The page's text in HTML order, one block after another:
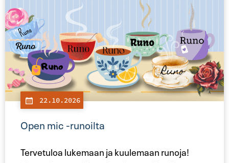
22.10.2026
Open mic -runoilta
Tervetuloa lukemaan ja kuulemaan runoja!